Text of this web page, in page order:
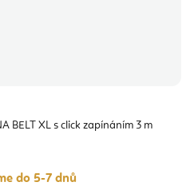
BELT XL s click zapínáním 3 m
do 5-7 dnů